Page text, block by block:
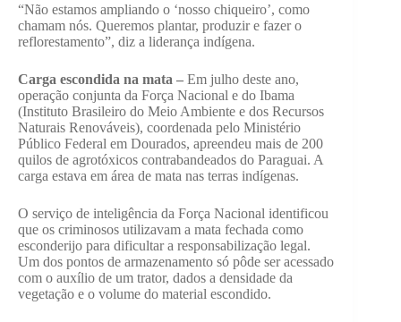
“Não estamos ampliando o ‘nosso chiqueiro’, como
chamam nós. Queremos plantar, produzir e fazer o
reflorestamento”, diz a liderança indígena.
Carga escondida na mata – Em julho deste ano,
operação conjunta da Força Nacional e do Ibama
(Instituto Brasileiro do Meio Ambiente e dos Recursos
Naturais Renováveis), coordenada pelo Ministério
Público Federal em Dourados, apreendeu mais de 200
quilos de agrotóxicos contrabandeados do Paraguai. A
carga estava em área de mata nas terras indígenas.
O serviço de inteligência da Força Nacional identificou
que os criminosos utilizavam a mata fechada como
esconderijo para dificultar a responsabilização legal.
Um dos pontos de armazenamento só pôde ser acessado
com o auxílio de um trator, dados a densidade da
vegetação e o volume do material escondido.